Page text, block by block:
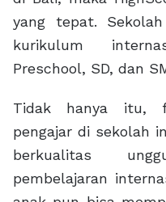
yang tepat.
kurikulum
Preschool, SD, dan
Tidak hanya itu,
pengajar di sekolah
berkualitas
pembelajaran